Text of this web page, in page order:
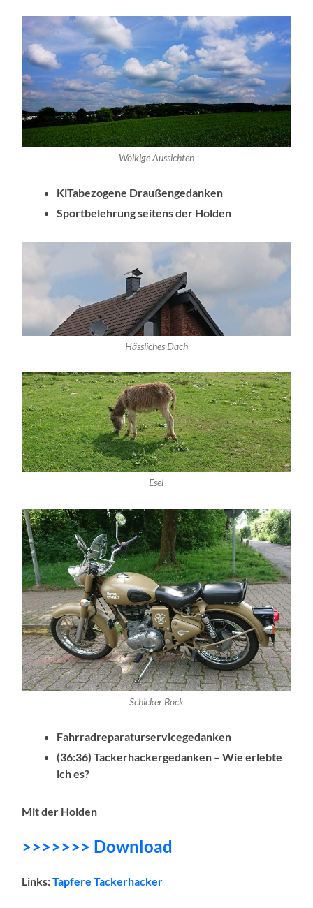
Wolkige Aussichten
KiTabezogene Draußengedanken
Sportbelehrung seitens der Holden
Hässliches Dach
Esel
Schicker Bock
Fahrradreparaturservicegedanken
(36:36) Tackerhackergedanken – Wie erlebte
ich es?
Mit der Holden
>>>>>>> Download
Links:Tapfere Tackerhacker